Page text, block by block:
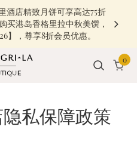
酒店精致月饼可享高达75折
买港岛香格里拉中秋美馔，
】，尊享8折会员优惠。
0
私保障政策